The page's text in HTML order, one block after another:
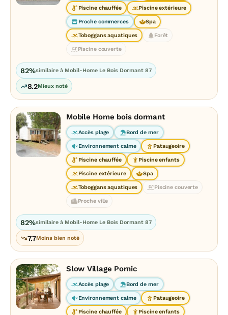
Piscine chauffée Piscine extérieure
Proche commerces Spa
Toboggans aquatiques Forêt
Piscine couverte
82%similaire à Mobil-Home Le Bois Dormant 87
8.2Mieux noté
Mobile Home bois dormant
Accès plage Bord de mer
Environnement calme Pataugeoire
Piscine chauffée Piscine enfants
Piscine extérieure Spa
Toboggans aquatiques Piscine couverte
Proche ville
82%similaire à Mobil-Home Le Bois Dormant 87
7.7Moins bien noté
Slow Village Pornic
Accès plage Bord de mer
Environnement calme Pataugeoire
Piscine chauffée Piscine enfants